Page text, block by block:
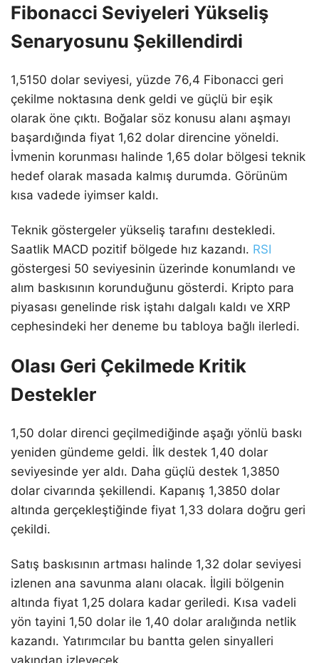
Fibonacci Seviyeleri Yükseliş
Senaryosunu Şekillendirdi
1,5150 dolar seviyesi, yüzde 76,4 Fibonacci geri
çekilme noktasına denk geldi ve güçlü bir eşik
olarak öne çıktı. Boğalar söz konusu alanı aşmayı
başardığında fiyat 1,62 dolar direncine yöneldi.
İvmenin korunması halinde 1,65 dolar bölgesi teknik
hedef olarak masada kalmış durumda. Görünüm
kısa vadede iyimser kaldı.
Teknik göstergeler yükseliş tarafını destekledi.
Saatlik MACD pozitif bölgede hız kazandı. RSI
göstergesi 50 seviyesinin üzerinde konumlandı ve
alım baskısının korunduğunu gösterdi. Kripto para
piyasası genelinde risk iştahı dalgalı kaldı ve XRP
cephesindeki her deneme bu tabloya bağlı ilerledi.
Olası Geri Çekilmede Kritik
Destekler
1,50 dolar direnci geçilmediğinde aşağı yönlü baskı
yeniden gündeme geldi. İlk destek 1,40 dolar
seviyesinde yer aldı. Daha güçlü destek 1,3850
dolar civarında şekillendi. Kapanış 1,3850 dolar
altında gerçekleştiğinde fiyat 1,33 dolara doğru geri
çekildi.
Satış baskısının artması halinde 1,32 dolar seviyesi
izlenen ana savunma alanı olacak. İlgili bölgenin
altında fiyat 1,25 dolara kadar geriledi. Kısa vadeli
yön tayini 1,50 dolar ile 1,40 dolar aralığında netlik
kazandı. Yatırımcılar bu bantta gelen sinyalleri